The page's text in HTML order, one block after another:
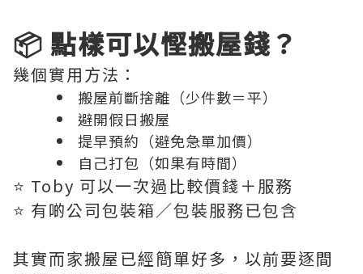
📦 點樣可以慳搬屋錢？
幾個實用方法：
搬屋前斷捨離（少件數＝平）
避開假日搬屋
提早預約（避免急單加價）
自己打包（如果有時間）
⭐️ Toby 可以一次過比較價錢＋服務
⭐️ 有啲公司包裝箱／包裝服務已包含
其實而家搬屋已經簡單好多，以前要逐間